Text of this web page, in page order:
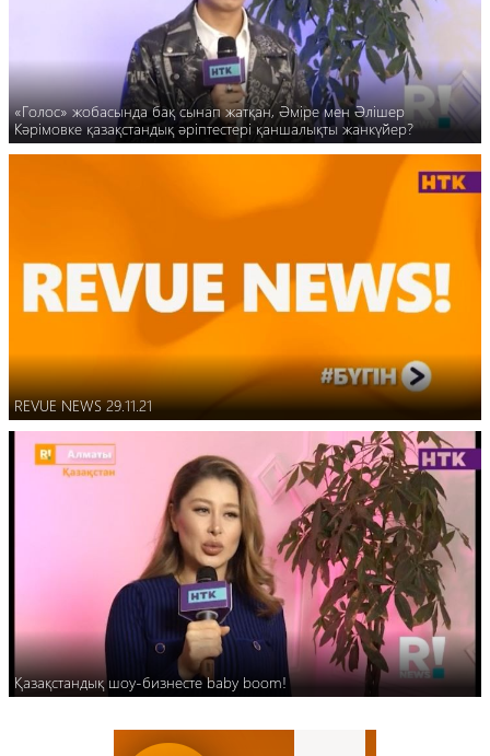
«Голос» жобасында бақ сынап жатқан, Әміре мен Әлішер
Кәрімовке қазақстандық әріптестері қаншалықты жанкүйер?
REVUE NEWS 29.11.21
Қазақстандық шоу-бизнесте baby boom!